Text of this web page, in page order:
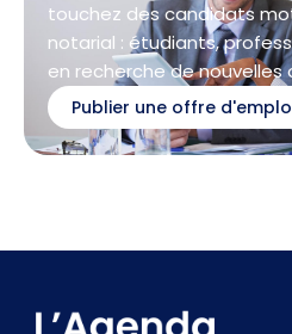
touchez des candidats
notarial : étudiants,
en recherche de
Publier une offre